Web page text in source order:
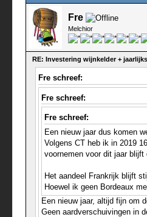
Fre
Melchior
RE: Investering wijnkelder +
Fre schreef:
Fre schreef:
Fre schreef:
Een nieuw jaar dus komen
Volgens CT heb ik in 2019
voornemen voor dit jaar blijft
Het aandeel Frankrijk blijft
Hoewel ik geen Bordeaux
Een nieuw jaar, altijd fijn om
Geen aardverschuivingen in